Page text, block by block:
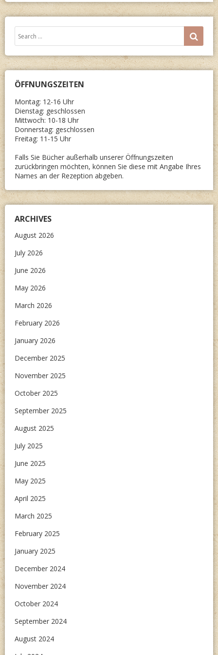
Search
for:
ÖFFNUNGSZEITEN
Montag: 12-16 Uhr
Dienstag: geschlossen
Mittwoch: 10-18 Uhr
Donnerstag: geschlossen
Freitag: 11-15 Uhr
Falls Sie Bücher außerhalb unserer Öffnungszeiten
zurückbringen möchten, können Sie diese mit Angabe Ihres
Names an der Rezeption abgeben.
ARCHIVES
August 2026
July 2026
June 2026
May 2026
March 2026
February 2026
January 2026
December 2025
November 2025
October 2025
September 2025
August 2025
July 2025
June 2025
May 2025
April 2025
March 2025
February 2025
January 2025
December 2024
November 2024
October 2024
September 2024
August 2024